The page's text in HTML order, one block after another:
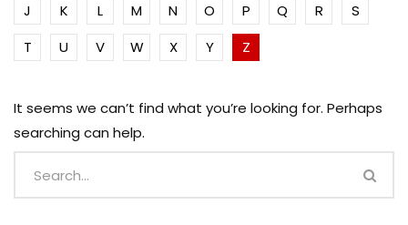
J
K L M N O P Q R
S
T
U V W X Y Z
It seems we can’t find what you’re looking for. Perhaps
searching can help.